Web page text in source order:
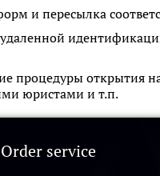
и пересылка
процедуры открытия
юристами и т.п.
Order service